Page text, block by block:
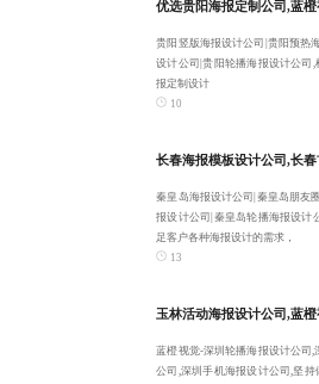
贵阳竖版海报设计公司|贵阳预热
设计公司|贵阳轮播海报设计公司
报定制设计
10
秦皇岛海报设计公司|秦皇岛朋友
报设计公司|秦皇岛轮播海报设计
足客户各种海报设计的需求，
13
蓝橙视觉-深圳轮播海报设计公司
公司,深圳手机海报设计公司,坚